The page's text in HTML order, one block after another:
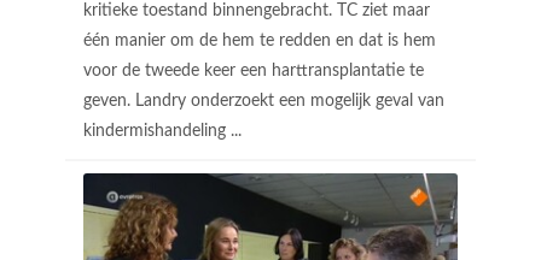
kritieke toestand binnengebracht. TC ziet maar
één manier om de hem te redden en dat is hem
voor de tweede keer een harttransplantatie te
geven. Landry onderzoekt een mogelijk geval van
kindermishandeling ...